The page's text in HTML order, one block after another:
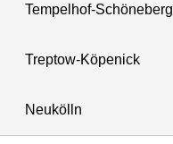
Tempelhof-Schöneberg
Treptow-Köpenick
Neukölln